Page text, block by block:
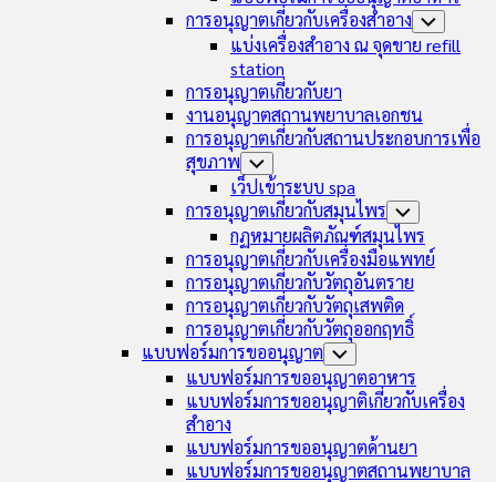
การอนุญาตเกี่ยวกับเครื่องสำอาง Toggle
Child
Menu
แบ่งเครื่องสำอาง ณ จุดขาย refill
station
การอนุญาตเกี่ยวกับยา
งานอนุญาตสถานพยาบาลเอกชน
การอนุญาตเกี่ยวกับสถานประกอบการเพื่อ
สุขภาพ Toggle
Child
Menu
เว็ปเข้าระบบ spa
การอนุญาตเกี่ยวกับสมุนไพร Toggle
Child
Menu
กฏหมายผลิตภัณฑ์สมุนไพร
การอนุญาตเกี่ยวกับเครื่องมือแพทย์
การอนุญาตเกี่ยวกับวัตถุอันตราย
การอนุญาตเกี่ยวกับวัตถุเสพติด
การอนุญาตเกี่ยวกับวัตถุออกฤทธิ์
แบบฟอร์มการขออนุญาต Toggle
Child
Menu
แบบฟอร์มการขออนุญาตอาหาร
แบบฟอร์มการขออนุญาติเกี่ยวกับเครื่อง
สำอาง
แบบฟอร์มการขออนุญาตด้านยา
แบบฟอร์มการขออนุญาตสถานพยาบาล